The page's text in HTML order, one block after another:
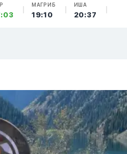
МАГРИБ
19:10
ИША
20:37